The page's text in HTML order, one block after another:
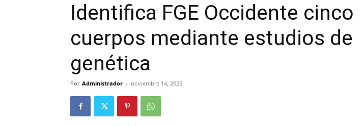
Identifica FGE Occidente cinco
cuerpos mediante estudios de
genética
Por Administrador - noviembre 14, 2025